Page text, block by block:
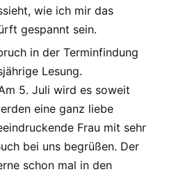
wie ich mir das
gespannt sein.
in der Terminfindung
Lesung.
5. Juli wird es soweit
eine ganz liebe
Frau mit sehr
bei uns begrüßen. Der
schon mal in den